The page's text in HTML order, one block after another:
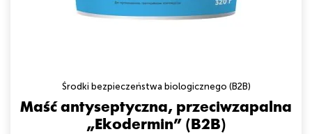
Środki bezpieczeństwa biologicznego (B2B)
Maść antyseptyczna, przeciwzapalna
„Ekodermin” (B2B)